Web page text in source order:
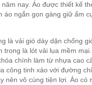
nay. Áo được thiết kế
áo ngắn gọn gàng giữ ấm
là vải gió dày dặn chống
trong là lót vải lụa mềm
chính làm từ nhựa cao
công tinh xảo với đường
nên vô cùng tiện lợi. Áo có